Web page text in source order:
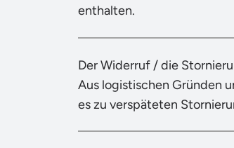
enthalten.
Der Widerruf / die
Aus logistischen Gründen
es zu verspäteten